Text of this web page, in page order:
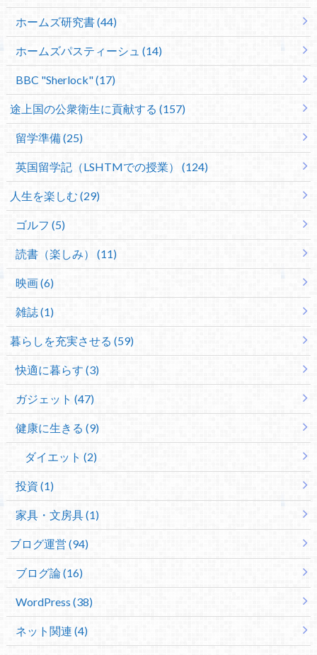
ホームズ研究書 (44)
ホームズパスティーシュ (14)
BBC "Sherlock" (17)
途上国の公衆衛生に貢献する (157)
留学準備 (25)
英国留学記（LSHTMでの授業） (124)
人生を楽しむ (29)
ゴルフ (5)
読書（楽しみ） (11)
映画 (6)
雑誌 (1)
暮らしを充実させる (59)
快適に暮らす (3)
ガジェット (47)
健康に生きる (9)
ダイエット (2)
投資 (1)
家具・文房具 (1)
ブログ運営 (94)
ブログ論 (16)
WordPress (38)
ネット関連 (4)